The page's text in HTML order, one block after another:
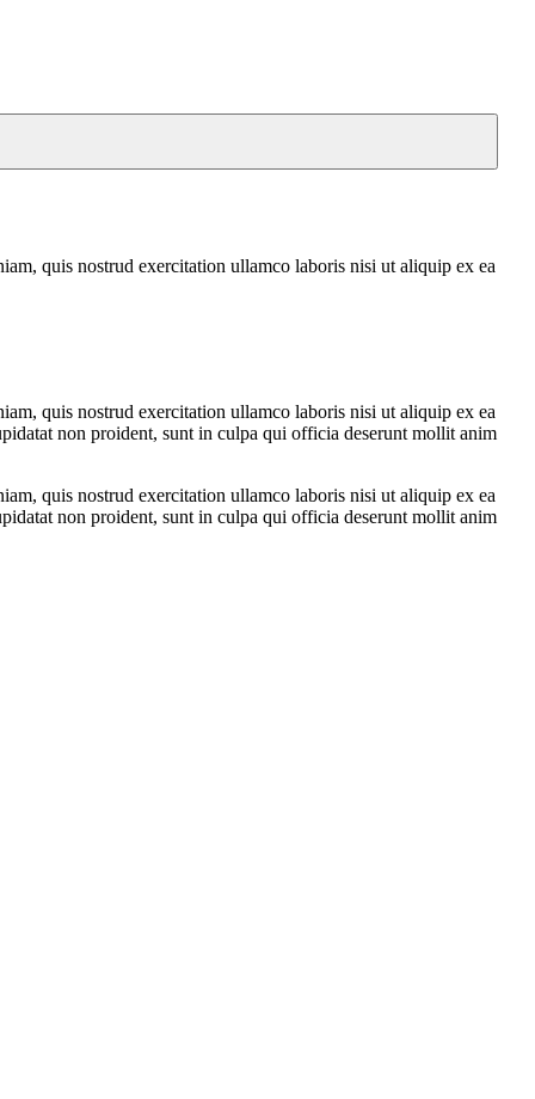
quis nostrud exercitation ullamco laboris nisi ut aliquip ex ea
quis nostrud exercitation ullamco laboris nisi ut aliquip ex ea
non proident, sunt in culpa qui officia deserunt mollit anim
quis nostrud exercitation ullamco laboris nisi ut aliquip ex ea
non proident, sunt in culpa qui officia deserunt mollit anim